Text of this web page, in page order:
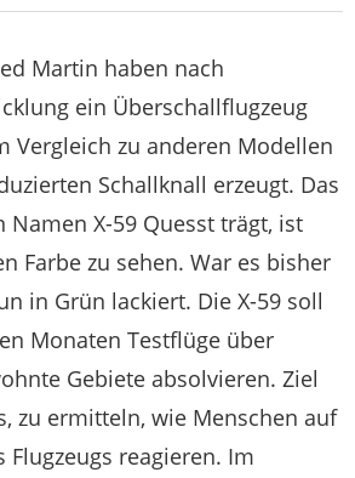
Martin haben nach
ein Überschallflugzeug
Vergleich zu anderen Modellen
Schallknall erzeugt. Das
Namen X-59 Quesst trägt, ist
Farbe zu sehen. War es bisher
in Grün lackiert. Die X-59 soll
Monaten Testflüge über
Gebiete absolvieren. Ziel
zu ermitteln, wie Menschen auf
Flugzeugs reagieren. Im